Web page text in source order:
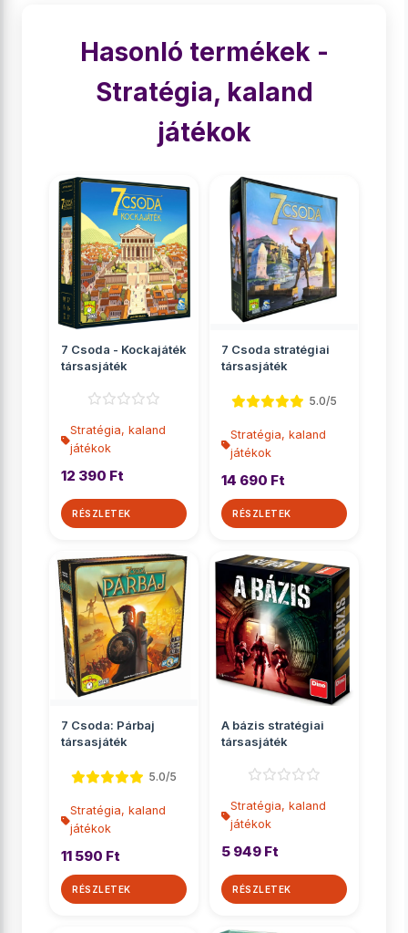
Hasonló termékek -
Stratégia, kaland
játékok
7 Csoda - Kockajáték
társasjáték
Stratégia, kaland
játékok
12 390 Ft
RÉSZLETEK
7 Csoda stratégiai
társasjáték
5.0/5
Stratégia, kaland
játékok
14 690 Ft
RÉSZLETEK
7 Csoda: Párbaj
társasjáték
5.0/5
Stratégia, kaland
játékok
11 590 Ft
RÉSZLETEK
A bázis stratégiai
társasjáték
Stratégia, kaland
játékok
5 949 Ft
RÉSZLETEK